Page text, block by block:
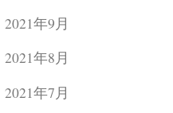
2021年9月
2021年8月
2021年7月